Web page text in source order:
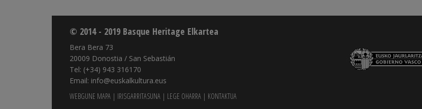
© 2014 - 2019 Basque Heritage Elkartea
Bera Bera 73
20009 Donostia / San Sebastián
Tel: (+34) 943 316170
Email: info@euskalkultura.eus
WEBGUNE MAPA | IRISGARRITASUNA | LEGE OHARRA | KONTAKTUA